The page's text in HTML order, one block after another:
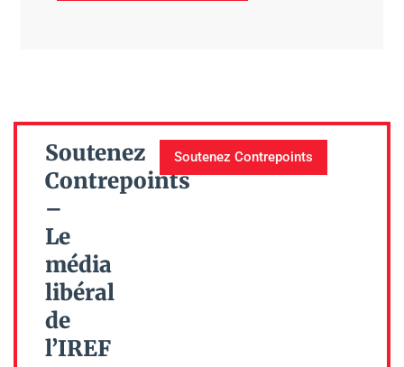
Soutenez
Contrepoints
–
Le
média
libéral
de
l’IREF
Soutenez Contrepoints